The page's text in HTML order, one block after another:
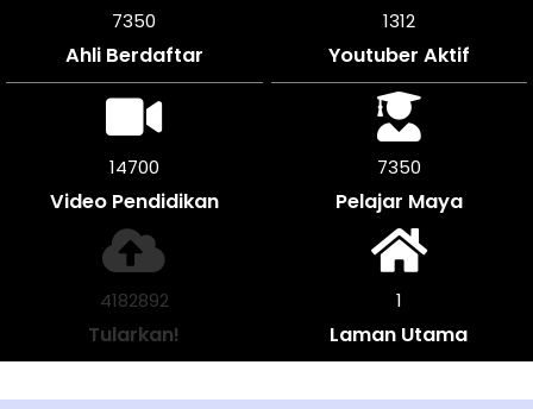
7773
Ahli Berdaftar
1312
Youtuber Aktif
15546
Video Pendidikan
7770
Pelajar Maya
4423720
Tularkan!
1
Laman Utama